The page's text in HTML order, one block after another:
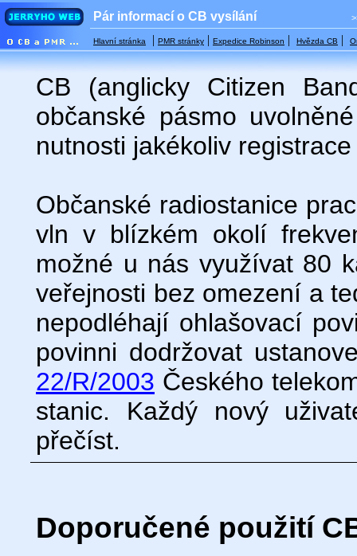
Pár informací o CB vysílání
Hlavní stránka | PMR stránky | Expedice Robinson | Hvězda CB |
CB (anglicky Citizen
občanské pásmo
nutnosti jakékoliv
Občanské radiostanice
vln v blízkém okolí
možné u nás využívat 80
veřejnosti bez omezení a
nepodléhají ohlašovací
povinni dodržovat
22/R/2003 Českého
stanic. Každý nový
přečíst.
Doporučené použití